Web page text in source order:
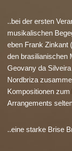
..bei der ersten
musikalischen
eben Frank Zinkant
den brasilianischen
Geovany da
Nordbriza
Kompositionen
Arrangements
..eine starke Brise